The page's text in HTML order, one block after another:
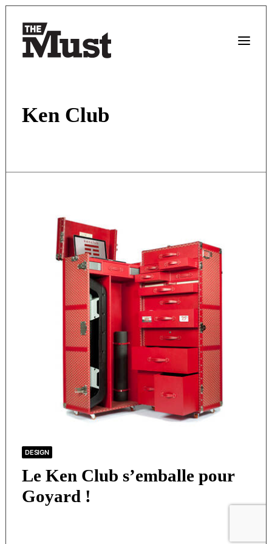
Ken Club
DESIGN
Le Ken Club s’emballe pour
Goyard !